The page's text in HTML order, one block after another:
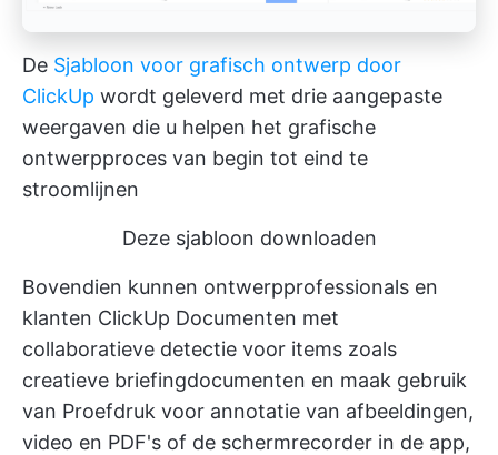
De Sjabloon voor grafisch ontwerp door
ClickUp wordt geleverd met drie aangepaste
weergaven die u helpen het grafische
ontwerpproces van begin tot eind te
stroomlijnen
Deze sjabloon downloaden
Bovendien kunnen ontwerpprofessionals en
klanten ClickUp Documenten met
collaboratieve detectie voor items zoals
creatieve briefingdocumenten en maak gebruik
van Proefdruk voor annotatie van afbeeldingen,
video en PDF's of de schermrecorder in de app,